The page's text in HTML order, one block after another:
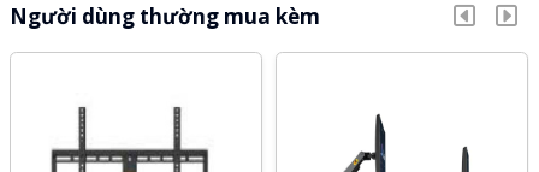
Người dùng thường mua kèm